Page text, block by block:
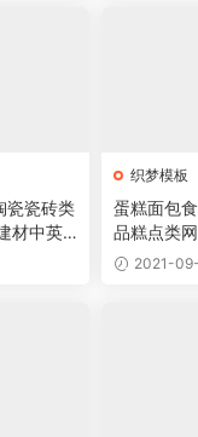
瓷瓷砖类
材中英
织梦模板
蛋糕面包
品糕点类
机版数据
2021-